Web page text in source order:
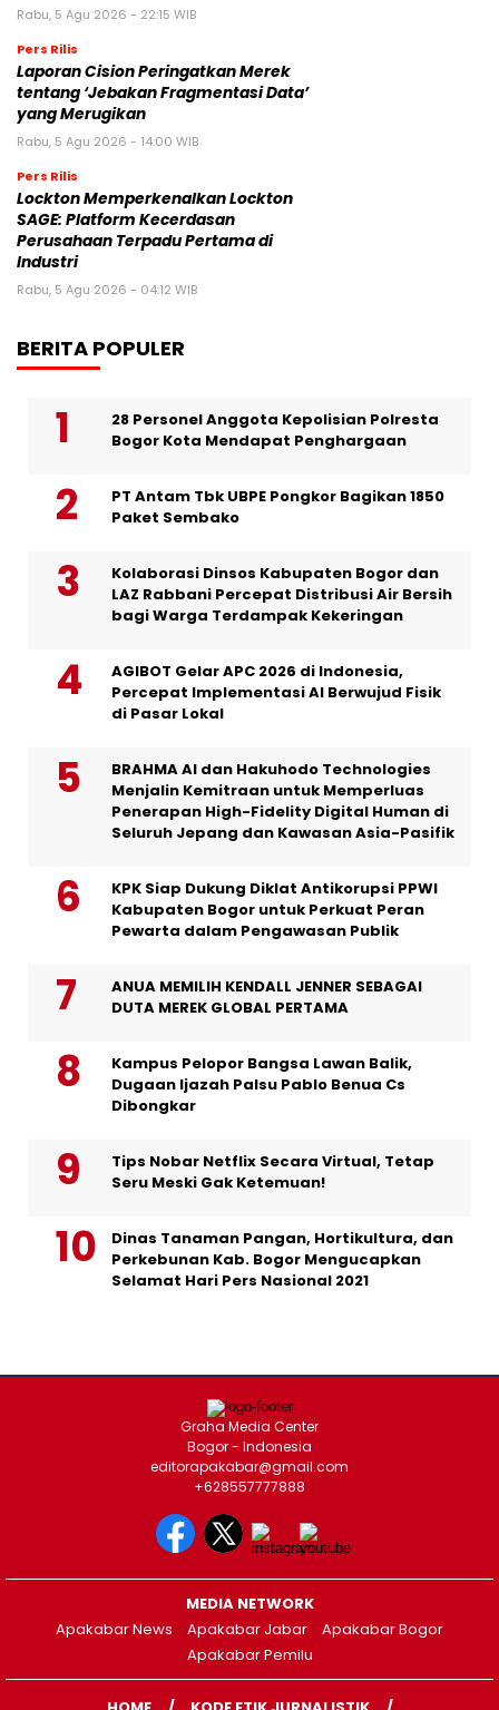
Rabu, 5 Agu 2026 - 22:15 WIB
Pers Rilis
Laporan Cision Peringatkan Merek
tentang ‘Jebakan Fragmentasi Data’
yang Merugikan
Rabu, 5 Agu 2026 - 14:00 WIB
Pers Rilis
Lockton Memperkenalkan Lockton
SAGE: Platform Kecerdasan
Perusahaan Terpadu Pertama di
Industri
Rabu, 5 Agu 2026 - 04:12 WIB
BERITA POPULER
28 Personel Anggota Kepolisian Polresta
Bogor Kota Mendapat Penghargaan
PT Antam Tbk UBPE Pongkor Bagikan 1850
Paket Sembako
Kolaborasi Dinsos Kabupaten Bogor dan
LAZ Rabbani Percepat Distribusi Air Bersih
bagi Warga Terdampak Kekeringan
AGIBOT Gelar APC 2026 di Indonesia,
Percepat Implementasi AI Berwujud Fisik
di Pasar Lokal
BRAHMA AI dan Hakuhodo Technologies
Menjalin Kemitraan untuk Memperluas
Penerapan High-Fidelity Digital Human di
Seluruh Jepang dan Kawasan Asia-Pasifik
KPK Siap Dukung Diklat Antikorupsi PPWI
Kabupaten Bogor untuk Perkuat Peran
Pewarta dalam Pengawasan Publik
ANUA MEMILIH KENDALL JENNER SEBAGAI
DUTA MEREK GLOBAL PERTAMA
Kampus Pelopor Bangsa Lawan Balik,
Dugaan Ijazah Palsu Pablo Benua Cs
Dibongkar
Tips Nobar Netflix Secara Virtual, Tetap
Seru Meski Gak Ketemuan!
Dinas Tanaman Pangan, Hortikultura, dan
Perkebunan Kab. Bogor Mengucapkan
Selamat Hari Pers Nasional 2021
Graha Media Center
Bogor - Indonesia
editorapakabar@gmail.com
+628557777888
MEDIA NETWORK
Apakabar News
Apakabar Jabar
Apakabar Bogor
Apakabar Pemilu